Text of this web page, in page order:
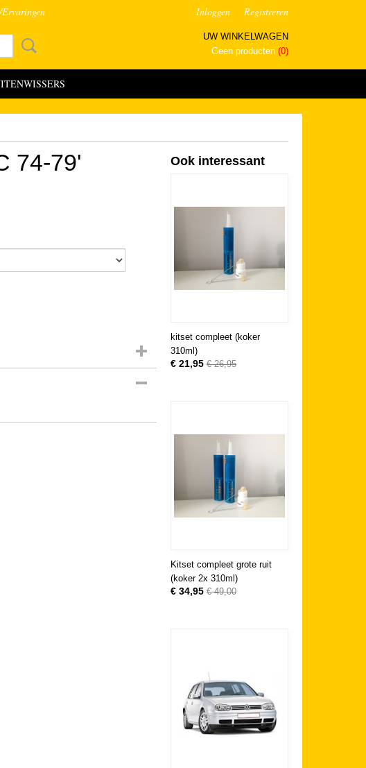
Ervaringen Inloggen Registreren
UW WINKELWAGEN
Geen producten (0)
74-79' Ook interessant
kitset compleet (koker
310ml)
€ 21,95 € 26,95
Kitset compleet grote ruit
(koker 2x 310ml)
€ 34,95 € 49,00